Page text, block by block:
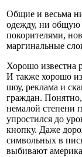
Общие и весьма
одежду, ни общую
покорителями,
маргинальные
Хорошо известна
И также хорошо
шоу, реклама и
граждан.
немалой степени
упростился до
кнопку. Даже
символьных в
выбивают